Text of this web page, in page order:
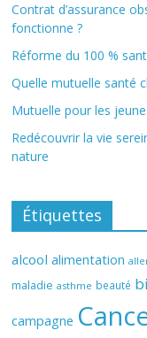
Contrat d’assurance
fonctionne ?
Réforme du 100 %
Quelle mutuelle santé
Mutuelle pour les
Redécouvrir la vie
nature
Étiquettes
alcool alimentation
maladie asthme beauté
campagne